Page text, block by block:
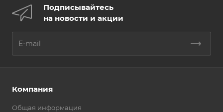
Подписывайтесь
на новости и акции
Компания
Общая информация